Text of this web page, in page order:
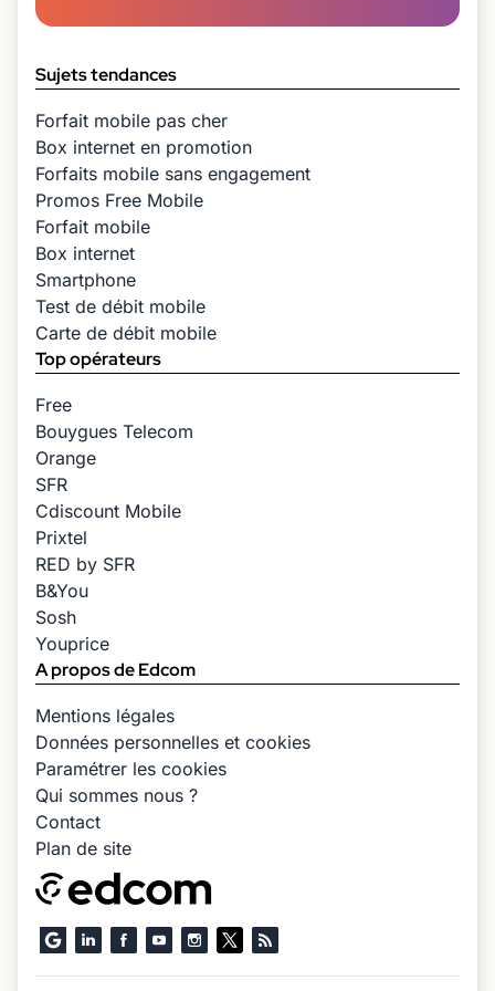
Sujets tendances
Forfait mobile pas cher
Box internet en promotion
Forfaits mobile sans engagement
Promos Free Mobile
Forfait mobile
Box internet
Smartphone
Test de débit mobile
Carte de débit mobile
Top opérateurs
Free
Bouygues Telecom
Orange
SFR
Cdiscount Mobile
Prixtel
RED by SFR
B&You
Sosh
Youprice
A propos de Edcom
Mentions légales
Données personnelles et cookies
Paramétrer les cookies
Qui sommes nous ?
Contact
Plan de site